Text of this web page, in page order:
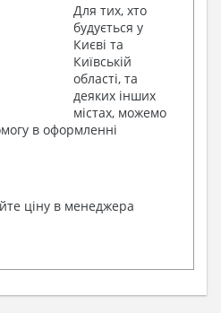
Для тих, хто
будується у
Києві та
Київській
області, та
деяких інших
містах, можемо
в оформленні
ціну в менеджера